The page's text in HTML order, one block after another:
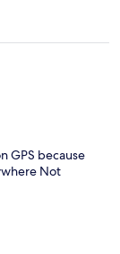
GPS because
Not